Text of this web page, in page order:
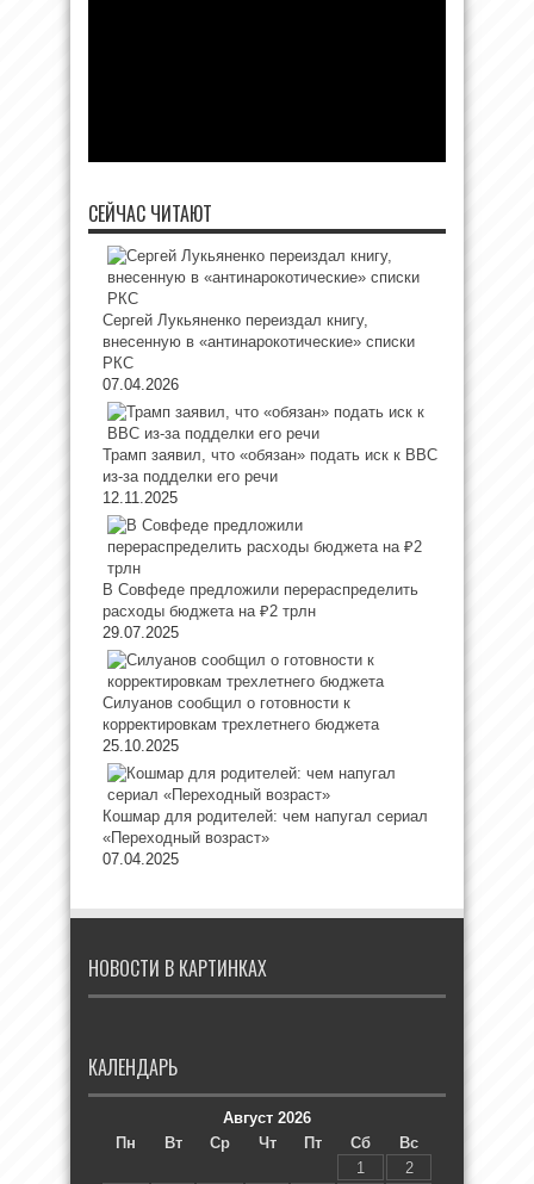
СЕЙЧАС ЧИТАЮТ
Сергей Лукьяненко переиздал книгу,
внесенную в «антинарокотические» списки
РКС
07.04.2026
Трамп заявил, что «обязан» подать иск к ВВС
из-за подделки его речи
12.11.2025
В Совфеде предложили перераспределить
расходы бюджета на ₽2 трлн
29.07.2025
Силуанов сообщил о готовности к
корректировкам трехлетнего бюджета
25.10.2025
Кошмар для родителей: чем напугал сериал
«Переходный возраст»
07.04.2025
НОВОСТИ В КАРТИНКАХ
КАЛЕНДАРЬ
Август 2026
Пн
Вт Ср Чт Пт Сб
Вс
1
2